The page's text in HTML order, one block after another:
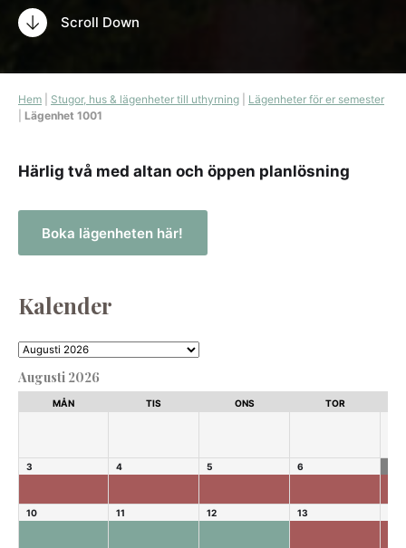
Scroll Down
Hem Stugor, hus & lägenheter till uthyrning
Lägenheter för er semester
Lägenhet 1001
Härlig två med altan och öppen planlösning
Boka lägenheten här!
Kalender
Augusti 2026
MÅN TIS ONS TOR
3 4 5 6
10 11 12 13